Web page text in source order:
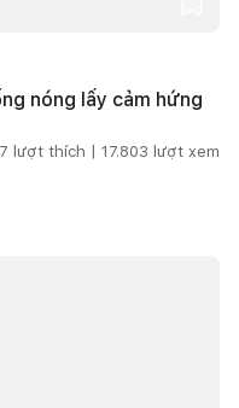
nóng lấy cảm hứng
7 lượt thích | 17.803 lượt xem